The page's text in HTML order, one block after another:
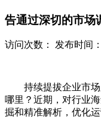
告通过深切的市场
访问次数： 发布时间
持续提拔企业市场
哪里？近期，对行业
掘和精准解析，优化